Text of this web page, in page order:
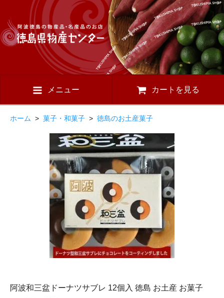
メニュー カートを見る
ホーム > 菓子・和菓子 > 徳島のお土産菓子
阿波和三盆ドーナツサブレ 12個入 徳島 お土産 お菓子